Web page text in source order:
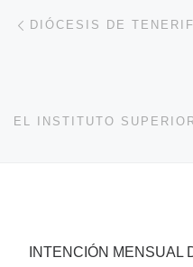
Navegación
INTENCIÓN MENSUAL